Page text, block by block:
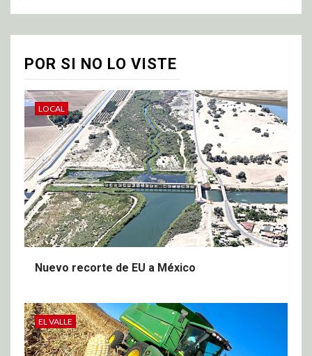
POR SI NO LO VISTE
LOCAL
Nuevo recorte de EU a México
EL VALLE